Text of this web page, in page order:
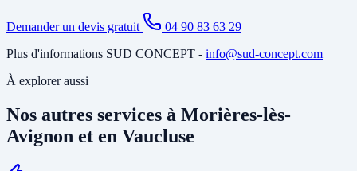
Demander un devis gratuit
04 90 83 63 29
Plus d'informations SUD CONCEPT - info@sud-concept.com
À explorer aussi
Nos autres services à Morières-lès-
Avignon et en Vaucluse